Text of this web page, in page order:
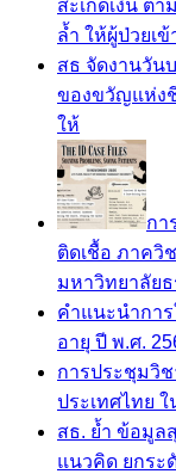
สะเก็ดเงิน ต
ล้ำ ให้ผู้ป่วยเ
สธ จัดงานวัน
ของขวัญแห่ง
ให้
กา
ติดเชื้อ ภาควิ
มหาวิทยาลัย
คำแนะนำกา
อายุ ปี พ.ศ.
การประชุมวิ
ประเทศไทย
สธ. ย้ำ ข้อมูล
แนวคิด ยกระ